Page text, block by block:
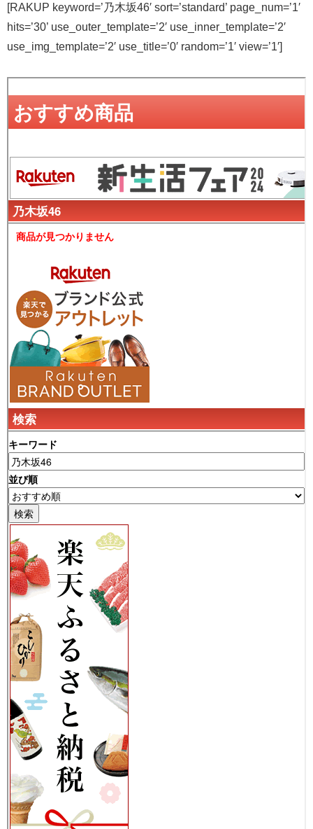
[RAKUP keyword=’乃木坂46′ sort=’standard’ page_num=’1′
hits=’30’ use_outer_template=’2′ use_inner_template=’2′
use_img_template=’2′ use_title=’0′ random=’1′ view=’1′]